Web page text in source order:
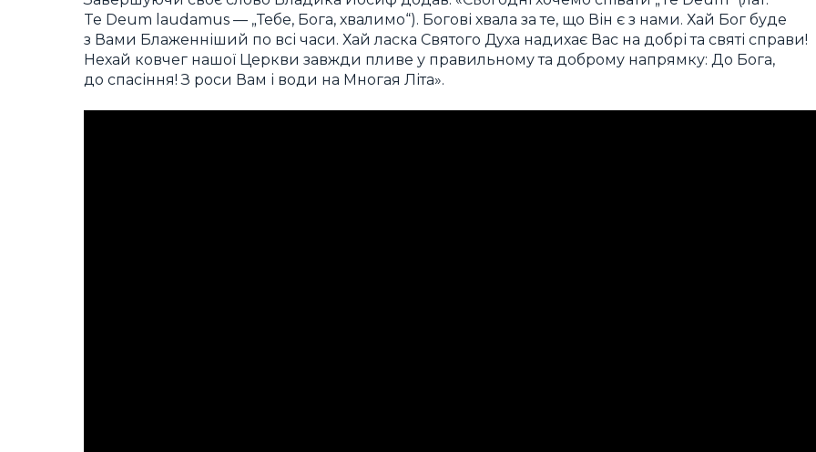
Te Deum laudamus — „Тебе, Бога, хвалимо“). Богові хвала за те, що Він є з нами. Хай Бог буде
з Вами Блаженніший по всі часи. Хай ласка Святого Духа надихає Вас на добрі та святі справи!
Нехай ковчег нашої Церкви завжди пливе у правильному та доброму напрямку: До Бога,
до спасіння! З роси Вам і води на Многая Літа».